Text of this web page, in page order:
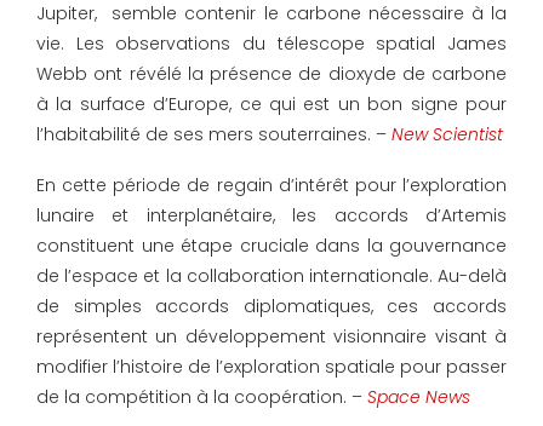
Jupiter, semble contenir le carbone nécessaire à la
vie. Les observations du télescope spatial James
Webb ont révélé la présence de dioxyde de carbone
à la surface d’Europe, ce qui est un bon signe pour
l’habitabilité de ses mers souterraines. – New Scientist
En cette période de regain d’intérêt pour l’exploration
lunaire et interplanétaire, les accords d’Artemis
constituent une étape cruciale dans la gouvernance
de l’espace et la collaboration internationale. Au-delà
de simples accords diplomatiques, ces accords
représentent un développement visionnaire visant à
modifier l’histoire de l’exploration spatiale pour passer
de la compétition à la coopération. – Space News